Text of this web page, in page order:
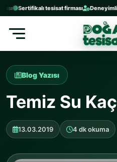
Sertifikalı tesisat firması Deneyimli
Blog Yazısı
Temiz Su
13.03.2019 4 dk okuma